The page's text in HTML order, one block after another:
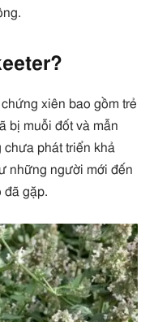
xiên bao gồm trẻ
bị muỗi đốt và mẫn
phát triển khả
những người mới đến
đã gặp.